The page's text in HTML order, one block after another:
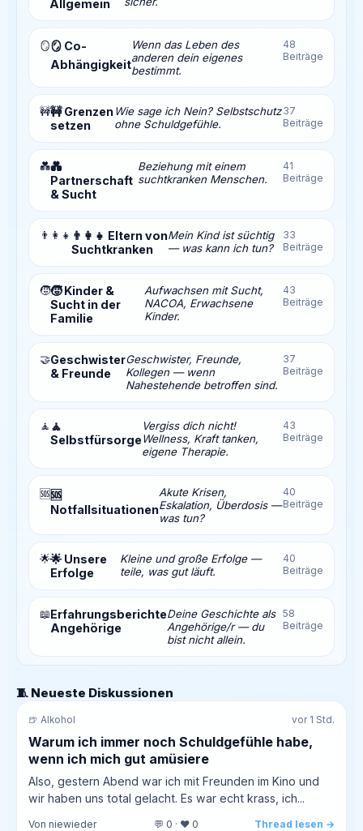
Allgemein
🪞🪞 Co-
Abhängigkeit
Wenn das Leben des
anderen dein eigenes
bestimmt.
48
Beiträge
🚧🚧 Grenzen
setzen
Wie sage ich Nein? Selbstschutz
ohne Schuldgefühle.
37
Beiträge
💑💑
Partnerschaft
& Sucht
Beziehung mit einem
suchtkranken Menschen.
41
Beiträge
👨‍👩‍👧 👨‍👩‍👧 Eltern von
Suchtkranken
Mein Kind ist süchtig
— was kann ich tun?
33
Beiträge
🧒🧒 Kinder &
Sucht in der
Familie
Aufwachsen mit Sucht,
NACOA, Erwachsene
Kinder.
43
Beiträge
🤝Geschwister
& Freunde
Geschwister, Freunde,
Kollegen — wenn
Nahestehende betroffen sind.
37
Beiträge
🧘 🧘
Selbstfürsorge
Vergiss dich nicht!
Wellness, Kraft tanken,
eigene Therapie.
43
Beiträge
🆘🆘
Notfallsituationen
Akute Krisen,
Eskalation, Überdosis —
was tun?
40
Beiträge
🌟🌟 Unsere
Erfolge
Kleine und große Erfolge —
teile, was gut läuft.
40
Beiträge
📖Erfahrungsberichte
Angehörige
Deine Geschichte als
Angehörige/r — du
bist nicht allein.
58
Beiträge
🧵 Neueste Diskussionen
🍺 Alkohol vor 1 Std.
Warum ich immer noch Schuldgefühle habe,
wenn ich mich gut amüsiere
Also, gestern Abend war ich mit Freunden im Kino und
wir haben uns total gelacht. Es war echt krass, ich...
Von niewieder 💬 0 · ❤️ 0 Thread lesen →